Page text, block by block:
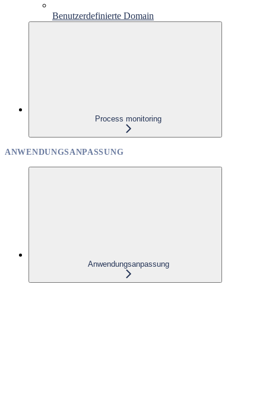
Benutzerdefinierte Domain
Process monitoring
ANWENDUNGSANPASSUNG
Anwendungsanpassung